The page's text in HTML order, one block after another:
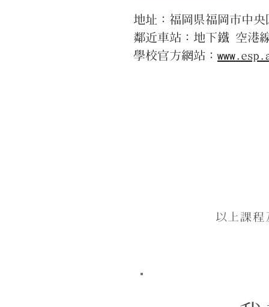
地址：福岡県福岡市中
鄰近車站：地下鐵 空港
學校官方網站：
以上課